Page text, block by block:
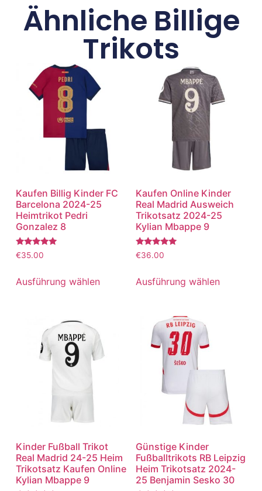
Ähnliche Billige
Trikots
Kaufen Billig Kinder FC
Barcelona 2024-25
Heimtrikot Pedri
Gonzalez 8
Bewertet
mit
€35.00
Ausführung wählen
Kaufen Online Kinder
Real Madrid Ausweich
Trikotsatz 2024-25
Kylian Mbappe 9
Bewertet
mit
€36.00
Ausführung wählen
Kinder Fußball Trikot
Real Madrid 24-25 Heim
Trikotsatz Kaufen Online
Kylian Mbappe 9
Günstige Kinder
Fußballtrikots RB Leipzig
Heim Trikotsatz 2024-
25 Benjamin Sesko 30